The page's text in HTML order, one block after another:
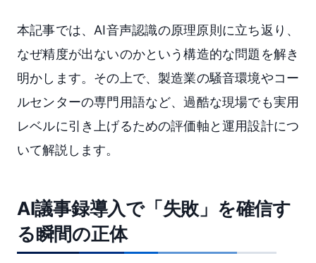
本記事では、AI音声認識の原理原則に立ち返り、
なぜ精度が出ないのかという構造的な問題を解き
明かします。その上で、製造業の騒音環境やコー
ルセンターの専門用語など、過酷な現場でも実用
レベルに引き上げるための評価軸と運用設計につ
いて解説します。
AI議事録導入で「失敗」を確信す
る瞬間の正体